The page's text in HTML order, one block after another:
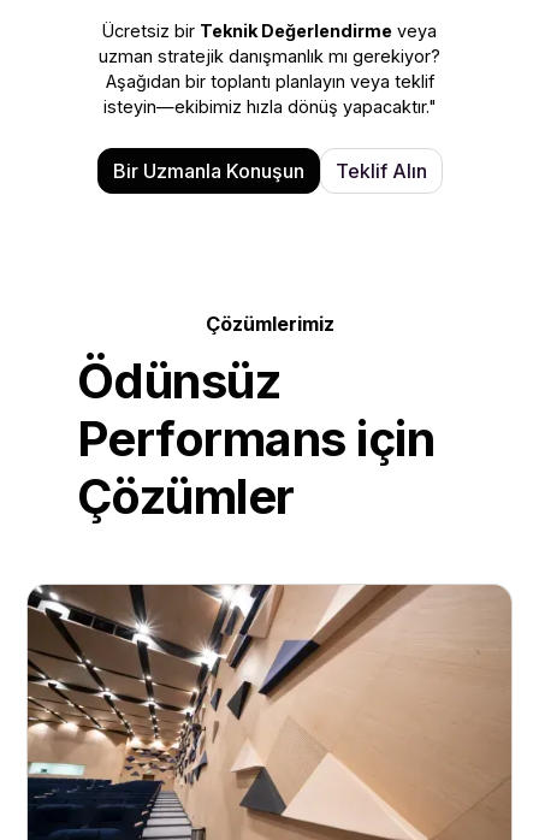
Ücretsiz bir Teknik Değerlendirme veya
uzman stratejik danışmanlık mı gerekiyor?
Aşağıdan bir toplantı planlayın veya teklif
isteyin—ekibimiz hızla dönüş yapacaktır."
Bir Uzmanla Konuşun Teklif Alın
Çözümlerimiz
Ödünsüz
Performans için
Çözümler